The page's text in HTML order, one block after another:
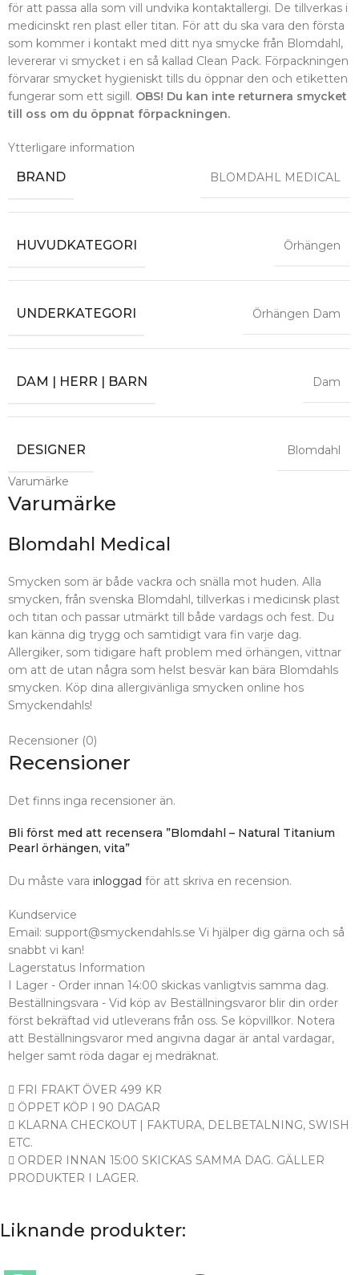
för att passa alla som vill undvika kontaktallergi. De tillverkas i
medicinskt ren plast eller titan. För att du ska vara den första
som kommer i kontakt med ditt nya smycke från Blomdahl,
levererar vi smycket i en så kallad Clean Pack. Förpackningen
förvarar smycket hygieniskt tills du öppnar den och etiketten
fungerar som ett sigill. OBS! Du kan inte returnera smycket
till oss om du öppnat förpackningen.
Ytterligare information
BRAND BLOMDAHL MEDICAL
HUVUDKATEGORI Örhängen
UNDERKATEGORI Örhängen Dam
DAM | HERR | BARN Dam
DESIGNER Blomdahl
Varumärke
Varumärke
Blomdahl Medical
Smycken som är både vackra och snälla mot huden. Alla
smycken, från svenska Blomdahl, tillverkas i medicinsk plast
och titan och passar utmärkt till både vardags och fest. Du
kan känna dig trygg och samtidigt vara fin varje dag.
Allergiker, som tidigare haft problem med örhängen, vittnar
om att de utan några som helst besvär kan bära Blomdahls
smycken. Köp dina allergivänliga smycken online hos
Smyckendahls!
Recensioner (0)
Recensioner
Det finns inga recensioner än.
Bli först med att recensera ”Blomdahl – Natural Titanium
Pearl örhängen, vita”
Du måste vara inloggad för att skriva en recension.
Kundservice
Email: support@smyckendahls.se Vi hjälper dig gärna och så
snabbt vi kan!
Lagerstatus Information
I Lager - Order innan 14:00 skickas vanligtvis samma dag.
Beställningsvara - Vid köp av Beställningsvaror blir din order
först bekräftad vid utleverans från oss. Se köpvillkor. Notera
att Beställningsvaror med angivna dagar är antal vardagar,
helger samt röda dagar ej medräknat.
FRI FRAKT ÖVER 499 KR
ÖPPET KÖP I 90 DAGAR
KLARNA CHECKOUT | FAKTURA, DELBETALNING, SWISH
ETC.
ORDER INNAN 15:00 SKICKAS SAMMA DAG. GÄLLER
PRODUKTER I LAGER.
Liknande produkter: